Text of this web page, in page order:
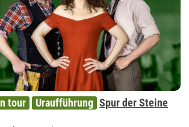
tour Uraufführung Spur der Steine